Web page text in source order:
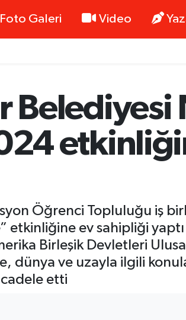
Foto Galeri Video
Öğrenci Topluluğu iş
ev sahipliği yaptı
Birleşik Devletleri Ulusal
dünya ve uzayla ilgili
etti